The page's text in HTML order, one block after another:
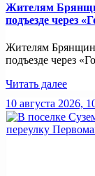
Жителям
подъезде через
Жителям
подъезде через
Читать далее
10 августа 2026,